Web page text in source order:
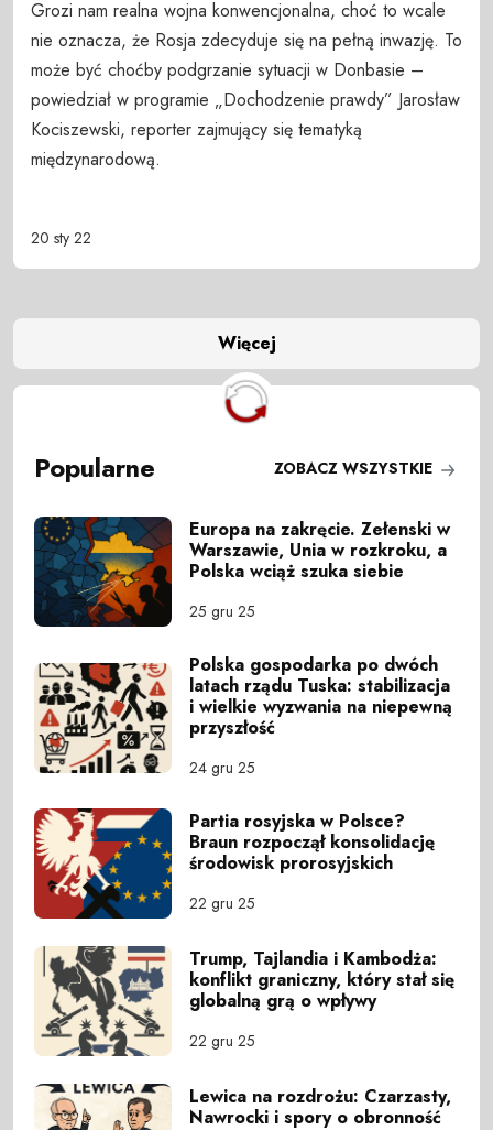
Grozi nam realna wojna konwencjonalna, choć to wcale
nie oznacza, że Rosja zdecyduje się na pełną inwazję. To
może być choćby podgrzanie sytuacji w Donbasie –
powiedział w programie „Dochodzenie prawdy” Jarosław
Kociszewski, reporter zajmujący się tematyką
międzynarodową.
20 sty 22
Więcej
Popularne ZOBACZ WSZYSTKIE
Europa na zakręcie. Zełenski w
Warszawie, Unia w rozkroku, a
Polska wciąż szuka siebie
25 gru 25
Polska gospodarka po dwóch
latach rządu Tuska: stabilizacja
i wielkie wyzwania na niepewną
przyszłość
24 gru 25
Partia rosyjska w Polsce?
Braun rozpoczął konsolidację
środowisk prorosyjskich
22 gru 25
Trump, Tajlandia i Kambodża:
konflikt graniczny, który stał się
globalną grą o wpływy
22 gru 25
Lewica na rozdrożu: Czarzasty,
Nawrocki i spory o obronność